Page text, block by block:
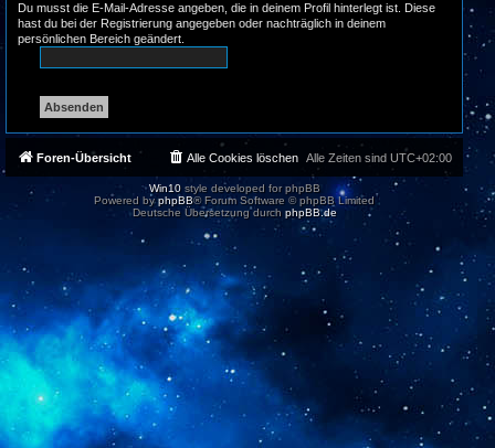
Du musst die E-Mail-Adresse angeben, die in deinem Profil hinterlegt ist. Diese
hast du bei der Registrierung angegeben oder nachträglich in deinem
persönlichen Bereich geändert.
Foren-Übersicht Alle Zeiten sind UTC+02:00
Alle Cookies löschen
Win10style developed for phpBB
Powered byphpBB® Forum Software © phpBB Limited
Deutsche Übersetzung durch phpBB.de